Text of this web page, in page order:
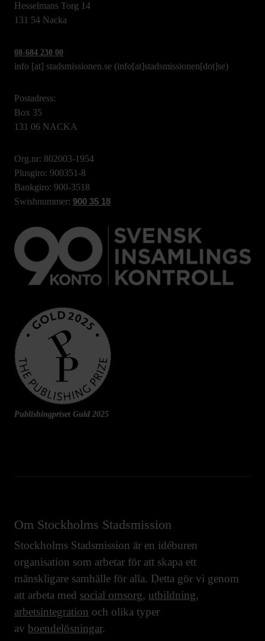
Hesselmans Torg 14
131 54 Nacka
08-684 230 00
info [at] stadsmissionen.se (info[at]stadsmissionen[dot]se)
Postadress:
Box 35
131 06 NACKA
Org.nr: 802003-1954
Plusgiro: 900351-8
Bankgiro: 900-3518
Swishnummer: 900 35 18
Publishingpriset Guld 2025
Om Stockholms Stadsmission
Stockholms Stadsmission är en idéburen
organisation som arbetar för att skapa ett
mänskligare samhälle för alla. Detta gör vi genom
att arbeta med social omsorg, utbildning,
arbetsintegration och olika typer
av boendelösningar.